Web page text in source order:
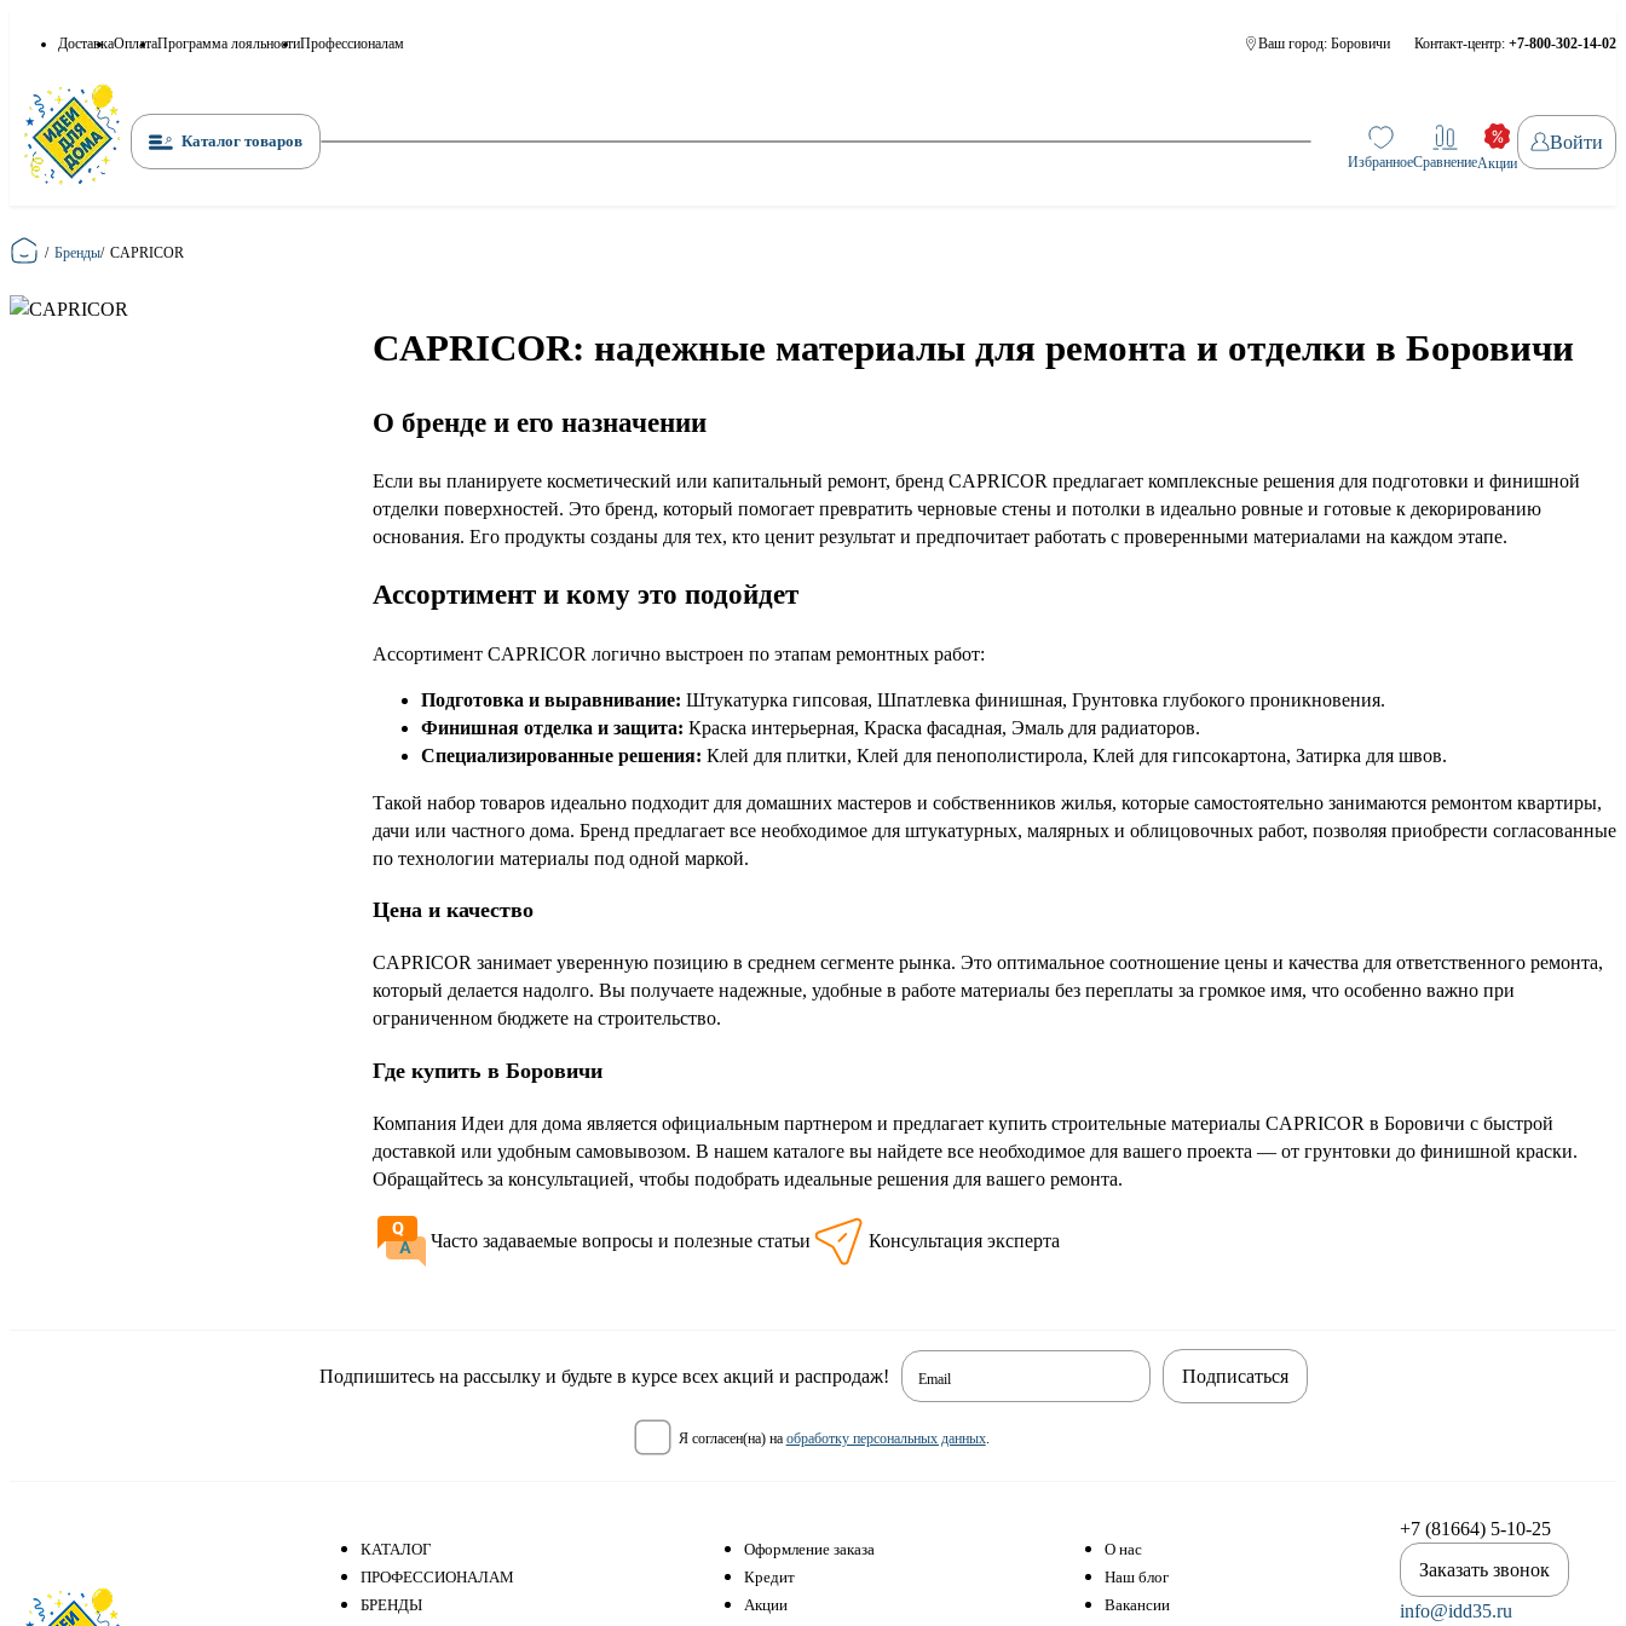
ДоставкаОплатаПрограмма лояльностиПрофессионалам Ваш город: Боровичи Контакт-центр: +7-800-302-14-02
Каталог товаров
ИзбранноеСравнениеАкции
Войти
Главная
/ Бренды/ CAPRICOR
CAPRICOR: надежные материалы для ремонта и отделки в Боровичи
О бренде и его назначении
Если вы планируете косметический или капитальный ремонт, бренд CAPRICOR предлагает комплексные решения для подготовки и финишной
отделки поверхностей. Это бренд, который помогает превратить черновые стены и потолки в идеально ровные и готовые к декорированию
основания. Его продукты созданы для тех, кто ценит результат и предпочитает работать с проверенными материалами на каждом этапе.
Ассортимент и кому это подойдет
Ассортимент CAPRICOR логично выстроен по этапам ремонтных работ:
Подготовка и выравнивание: Штукатурка гипсовая, Шпатлевка финишная, Грунтовка глубокого проникновения.
Финишная отделка и защита: Краска интерьерная, Краска фасадная, Эмаль для радиаторов.
Специализированные решения: Клей для плитки, Клей для пенополистирола, Клей для гипсокартона, Затирка для швов.
Такой набор товаров идеально подходит для домашних мастеров и собственников жилья, которые самостоятельно занимаются ремонтом квартиры,
дачи или частного дома. Бренд предлагает все необходимое для штукатурных, малярных и облицовочных работ, позволяя приобрести согласованные
по технологии материалы под одной маркой.
Цена и качество
CAPRICOR занимает уверенную позицию в среднем сегменте рынка. Это оптимальное соотношение цены и качества для ответственного ремонта,
который делается надолго. Вы получаете надежные, удобные в работе материалы без переплаты за громкое имя, что особенно важно при
ограниченном бюджете на строительство.
Где купить в Боровичи
Компания Идеи для дома является официальным партнером и предлагает купить строительные материалы CAPRICOR в Боровичи с быстрой
доставкой или удобным самовывозом. В нашем каталоге вы найдете все необходимое для вашего проекта — от грунтовки до финишной краски.
Обращайтесь за консультацией, чтобы подобрать идеальные решения для вашего ремонта.
Часто задаваемые вопросы и полезные статьи Консультация эксперта
Подпишитесь на рассылку и будьте в курсе всех акций и распродаж! Email
я согласен(на) на обработку персональных данных.
Подписаться
КАТАЛОГ
ПРОФЕССИОНАЛАМ
БРЕНДЫ
Оформление заказа
Кредит
Акции
О нас
Наш блог
Вакансии
+7 (81664) 5-10-25
Заказать звонок
info@idd35.ru